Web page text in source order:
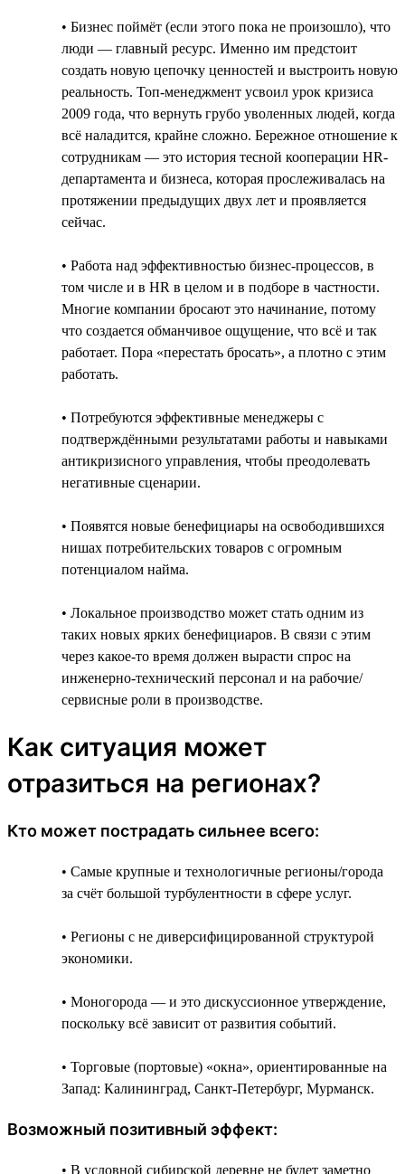
• Бизнес поймёт (если этого пока не произошло), что
люди — главный ресурс. Именно им предстоит
создать новую цепочку ценностей и выстроить новую
реальность. Топ-менеджмент усвоил урок кризиса
2009 года, что вернуть грубо уволенных людей, когда
всё наладится, крайне сложно. Бережное отношение к
сотрудникам — это история тесной кооперации HR-
департамента и бизнеса, которая прослеживалась на
протяжении предыдущих двух лет и проявляется
сейчас.
• Работа над эффективностью бизнес-процессов, в
том числе и в HR в целом и в подборе в частности.
Многие компании бросают это начинание, потому
что создается обманчивое ощущение, что всё и так
работает. Пора «перестать бросать», а плотно с этим
работать.
• Потребуются эффективные менеджеры с
подтверждёнными результатами работы и навыками
антикризисного управления, чтобы преодолевать
негативные сценарии.
• Появятся новые бенефициары на освободившихся
нишах потребительских товаров с огромным
потенциалом найма.
• Локальное производство может стать одним из
таких новых ярких бенефициаров. В связи с этим
через какое-то время должен вырасти спрос на
инженерно-технический персонал и на рабочие/
сервисные роли в производстве.
Как ситуация может
отразиться на регионах?
Кто может пострадать сильнее всего:
• Самые крупные и технологичные регионы/города
за счёт большой турбулентности в сфере услуг.
• Регионы с не диверсифицированной структурой
экономики.
• Моногорода — и это дискуссионное утверждение,
поскольку всё зависит от развития событий.
• Торговые (портовые) «окна», ориентированные на
Запад: Калининград, Санкт-Петербург, Мурманск.
Возможный позитивный эффект:
• В условной сибирской деревне не будет заметно